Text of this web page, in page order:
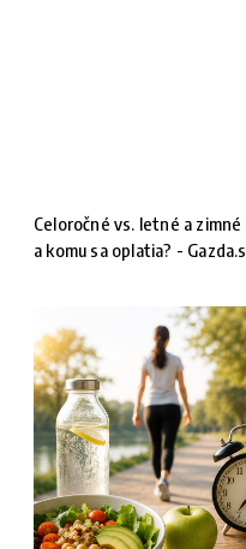
Celoročné vs. letné a
a komu sa oplatia? -